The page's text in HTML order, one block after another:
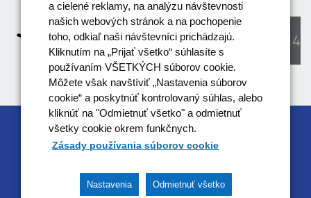
RIADIACIM ORGÁNOM OPERAČNÉHO
PROGRAMU EFEKTÍVNA VEREJNÁ SPRÁVA JE
Tento projekt je podporený z Európskeho sociálneho
a cielené reklamy, na analýzu návštevnosti
našich webových stránok a na pochopenie
toho, odkiaľ naši návštevníci prichádzajú.
Kliknutím na „Prijať všetko“ súhlasíte s
používaním VŠETKÝCH súborov cookie.
Môžete však navštíviť „Nastavenia súborov
cookie“ a poskytnúť kontrolovaný súhlas, alebo
kliknúť na "Odmietnuť všetko" a odmietnuť
všetky cookie okrem funkčnych.
Zásady používania súborov cookie
Nastavenia Odmietnuť všetko